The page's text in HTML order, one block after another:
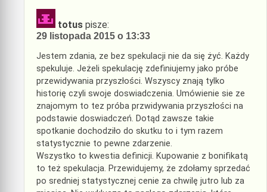
totus pisze:
29 listopada 2015 o 13:33
Jestem zdania, ze bez spekulacji nie da się żyć. Każdy
spekuluje. Jeżeli spekulację zdefiniujemy jako próbe
przewidywania przyszłości. Wszyscy znają tylko
historię czyli swoje doswiadczenia. Umówienie sie ze
znajomym to tez próba przwidywania przyszłości na
podstawie doswiadczeń. Dotąd zawsze takie
spotkanie dochodziło do skutku to i tym razem
statystycznie to pewne zdarzenie.
Wszystko to kwestia definicji. Kupowanie z bonifikatą
to też spekulacja. Przewidujemy, że zdołamy sprzedać
po sredniej statystycznej cenie za chwilę jutro lub za